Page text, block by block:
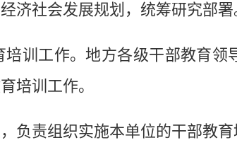
济社会发展规划，统筹研究部署
工作。地方各级干部教育领
培训工作。
责组织实施本单位的干部教育